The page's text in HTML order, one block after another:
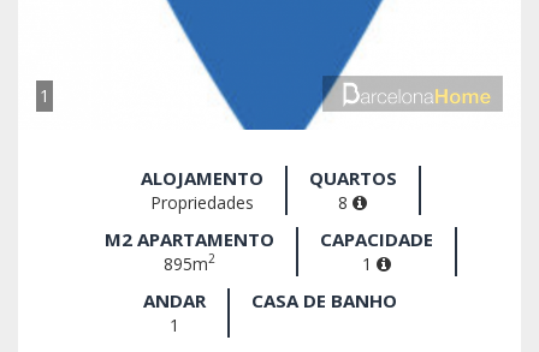
1
ALOJAMENTO
Propriedades
QUARTOS
8
M2 APARTAMENTO
895m2
CAPACIDADE
1
ANDAR
1
CASA DE BANHO